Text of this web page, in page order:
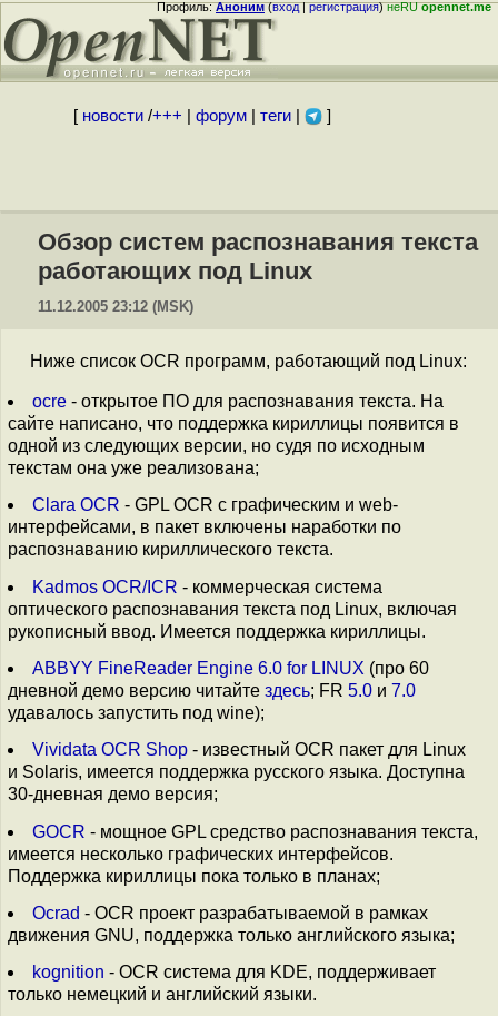
Профиль:Аноним(вход|регистрация)неRUopennet.me
[ новости/+++ форум| теги| ]
Обзор систем распознавания текста
работающих под Linux
11.12.2005 23:12 (MSK)
Ниже список OCR программ, работающий под Linux:
ocre - открытое ПО для распознавания текста. На
сайте написано, что поддержка кириллицы появится в
одной из следующих версии, но судя по исходным
текстам она уже реализована;
Clara OCR - GPL OCR с графическим и web-
интерфейсами, в пакет включены наработки по
распознаванию кириллического текста.
Kadmos OCR/ICR - коммерческая система
оптического распознавания текста под Linux, включая
рукописный ввод. Имеется поддержка кириллицы.
ABBYY FineReader Engine 6.0 for LINUX (про 60
дневной демо версию читайте здесь; FR 5.0 и 7.0
удавалось запустить под wine);
Vividata OCR Shop - известный OCR пакет для Linux
и Solaris, имеется поддержка русского языка. Доступна
30-дневная демо версия;
GOCR - мощное GPL средство распознавания текста,
имеется несколько графических интерфейсов.
Поддержка кириллицы пока только в планах;
Ocrad - OCR проект разрабатываемой в рамках
движения GNU, поддержка только английского языка;
kognition - OCR система для KDE, поддерживает
только немецкий и английский языки.